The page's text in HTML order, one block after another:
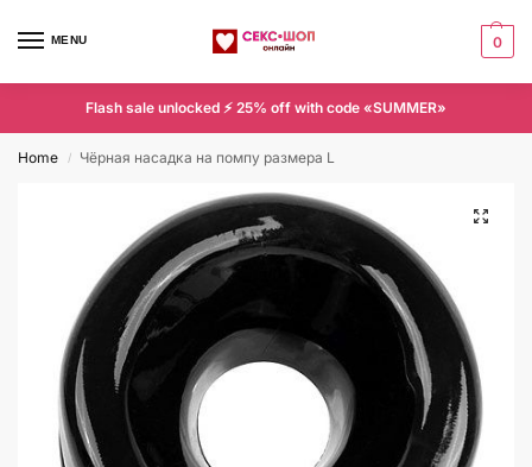
MENU 0
Flash sale unlocked ⚡ 25% off with code «SUMMER»
Home / Чёрная насадка на помпу размера L